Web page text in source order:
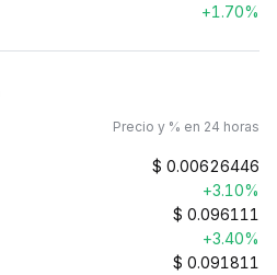
+1.70%
Precio y % en 24 horas
$ 0.00626446
+3.10%
$ 0.096111
+3.40%
$ 0.091811